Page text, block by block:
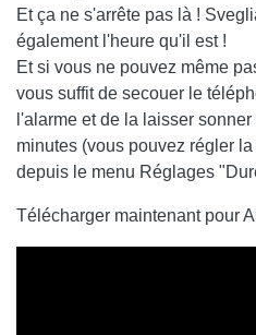
Et ça ne s'arrête pas là !
également l'heure qu'il est !
Et si vous ne pouvez même
vous suffit de secouer le
l'alarme et de la laisser
minutes (vous pouvez régler
depuis le menu Réglages
Télécharger maintenant pour